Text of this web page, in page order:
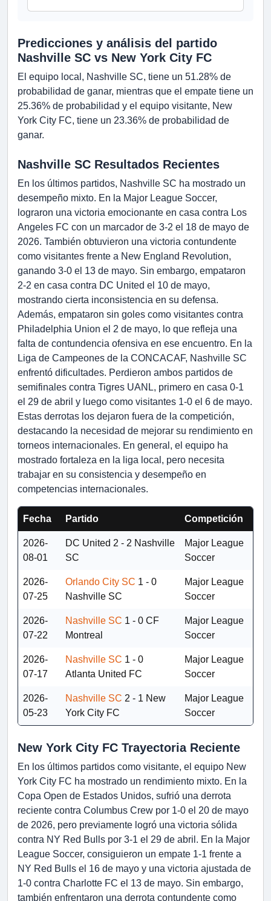
Predicciones y análisis del partido
Nashville SC vs New York City FC
El equipo local, Nashville SC, tiene un 51.28% de
probabilidad de ganar, mientras que el empate tiene un
25.36% de probabilidad y el equipo visitante, New
York City FC, tiene un 23.36% de probabilidad de
ganar.
Nashville SC Resultados Recientes
En los últimos partidos, Nashville SC ha mostrado un
desempeño mixto. En la Major League Soccer,
lograron una victoria emocionante en casa contra Los
Angeles FC con un marcador de 3-2 el 18 de mayo de
2026. También obtuvieron una victoria contundente
como visitantes frente a New England Revolution,
ganando 3-0 el 13 de mayo. Sin embargo, empataron
2-2 en casa contra DC United el 10 de mayo,
mostrando cierta inconsistencia en su defensa.
Además, empataron sin goles como visitantes contra
Philadelphia Union el 2 de mayo, lo que refleja una
falta de contundencia ofensiva en ese encuentro. En la
Liga de Campeones de la CONCACAF, Nashville SC
enfrentó dificultades. Perdieron ambos partidos de
semifinales contra Tigres UANL, primero en casa 0-1
el 29 de abril y luego como visitantes 1-0 el 6 de mayo.
Estas derrotas los dejaron fuera de la competición,
destacando la necesidad de mejorar su rendimiento en
torneos internacionales. En general, el equipo ha
mostrado fortaleza en la liga local, pero necesita
trabajar en su consistencia y desempeño en
competencias internacionales.
Fecha Partido Competición
2026-
08-01
DC United 2 - 2 Nashville
SC
Major League
Soccer
2026-
07-25
Orlando City SC 1 - 0
Nashville SC
Major League
Soccer
2026-
07-22
Nashville SC 1 - 0 CF
Montreal
Major League
Soccer
2026-
07-17
Nashville SC 1 - 0
Atlanta United FC
Major League
Soccer
2026-
05-23
Nashville SC 2 - 1 New
York City FC
Major League
Soccer
New York City FC Trayectoria Reciente
En los últimos partidos como visitante, el equipo New
York City FC ha mostrado un rendimiento mixto. En la
Copa Open de Estados Unidos, sufrió una derrota
reciente contra Columbus Crew por 1-0 el 20 de mayo
de 2026, pero previamente logró una victoria sólida
contra NY Red Bulls por 3-1 el 29 de abril. En la Major
League Soccer, consiguieron un empate 1-1 frente a
NY Red Bulls el 16 de mayo y una victoria ajustada de
1-0 contra Charlotte FC el 13 de mayo. Sin embargo,
también enfrentaron una derrota contundente como